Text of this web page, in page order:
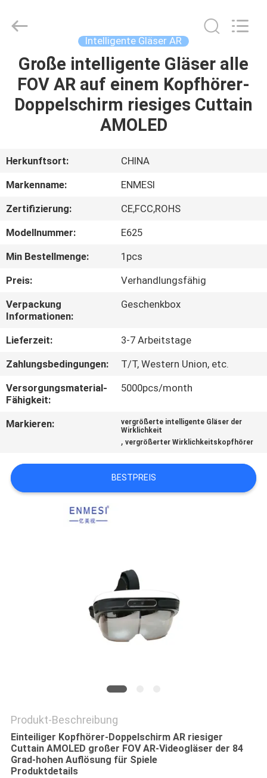
HAUS
PRODUKTE
UNS
AUSFLUG
QUALITÄTSKONTROLLE
NACHRICHTEN
FÄLLE
FORDERN
SIE EIN
ZITAT
ONLINE
SITEMAP
Technology
Reserved.
Intelligente Gläser AR
Große intelligente Gläser alle
FOV AR auf einem Kopfhörer-
Doppelschirm riesiges Cuttain
AMOLED
Herkunftsort:
CHINA
Markenname:
ENMESI
Zertifizierung:
CE,FCC,ROHS
Modellnummer:
E625
Min Bestellmenge:
1pcs
Preis:
Verhandlungsfähig
Verpackung
Informationen:
Geschenkbox
Lieferzeit:
3-7 Arbeitstage
Zahlungsbedingungen:
T/T, Western Union, etc.
Versorgungsmaterial-
Fähigkeit:
5000pcs/month
Markieren:
vergrößerte intelligente Gläser der
Wirklichkeit
,vergrößerter Wirklichkeitskopfhörer
BESTPREIS
Produkt-Beschreibung
Einteiliger Kopfhörer-Doppelschirm AR riesiger
Cuttain AMOLED großer FOV AR-Videogläser der 84
Grad-hohen Auflösung für Spiele
Produktdetails